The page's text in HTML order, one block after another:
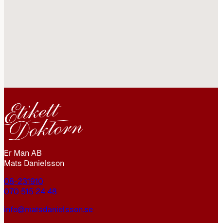
Er Man AB
Mats Danielsson
08-231910
070 515 24 48
info@matsdanielsson.se